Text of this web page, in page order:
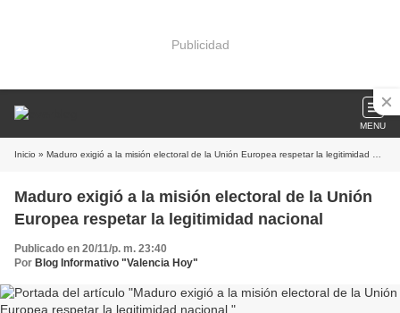
Publicidad
MENU
Inicio » Maduro exigió a la misión electoral de la Unión Europea respetar la legitimidad nacional
Maduro exigió a la misión electoral de la Unión
Europea respetar la legitimidad nacional
Publicado en 20/11/p. m. 23:40
Por Blog Informativo "Valencia Hoy"